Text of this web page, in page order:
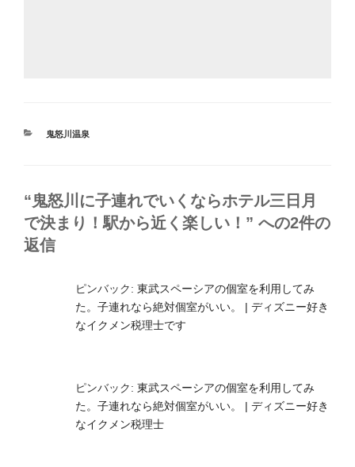
カ
鬼怒川温泉
“鬼怒川に子連れでいくならホテル三日月
で決まり！駅から近く楽しい！” への2件の
返信
ピンバック: 東武スペーシアの個室を利用してみ
た。子連れなら絶対個室がいい。 | ディズニー好き
なイクメン税理士です
ピンバック: 東武スペーシアの個室を利用してみ
た。子連れなら絶対個室がいい。 | ディズニー好き
なイクメン税理士